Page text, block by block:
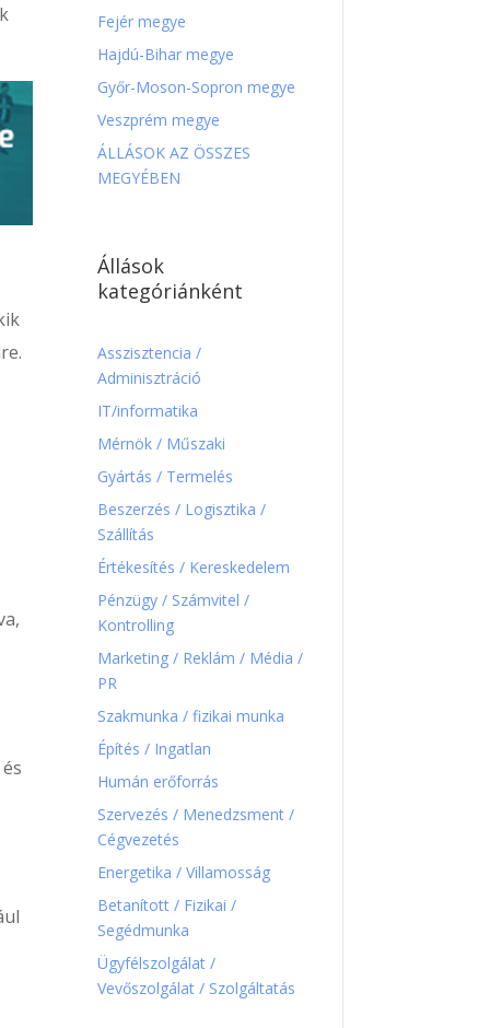
Fejér megye
Hajdú-Bihar megye
Győr-Moson-Sopron megye
Veszprém megye
ÁLLÁSOK AZ ÖSSZES
MEGYÉBEN
Állások
kategóriánként
Asszisztencia /
Adminisztráció
IT/informatika
Mérnök / Műszaki
Gyártás / Termelés
Beszerzés / Logisztika /
Szállítás
Értékesítés / Kereskedelem
Pénzügy / Számvitel /
Kontrolling
Marketing / Reklám / Média /
PR
Szakmunka / fizikai munka
Építés / Ingatlan
Humán erőforrás
Szervezés / Menedzsment /
Cégvezetés
Energetika / Villamosság
Betanított / Fizikai /
Segédmunka
Ügyfélszolgálat /
Vevőszolgálat / Szolgáltatás